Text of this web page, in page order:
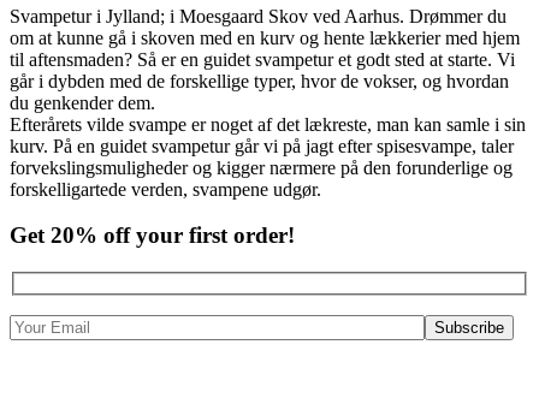
Svampetur i Jylland; i Moesgaard Skov ved Aarhus. Drømmer du
om at kunne gå i skoven med en kurv og hente lækkerier med hjem
til aftensmaden? Så er en guidet svampetur et godt sted at starte. Vi
går i dybden med de forskellige typer, hvor de vokser, og hvordan
du genkender dem.
Efterårets vilde svampe er noget af det lækreste, man kan samle i sin
kurv. På en guidet svampetur går vi på jagt efter spisesvampe, taler
forvekslingsmuligheder og kigger nærmere på den forunderlige og
forskelligartede verden, svampene udgør.
Get 20% off your first order!